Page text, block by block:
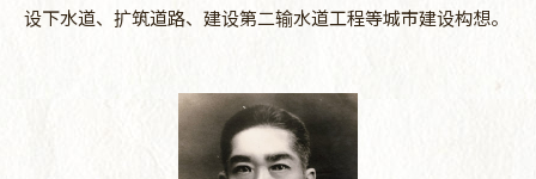
设下水道、扩筑道路、建设第二输水道工程等城市建设构想。